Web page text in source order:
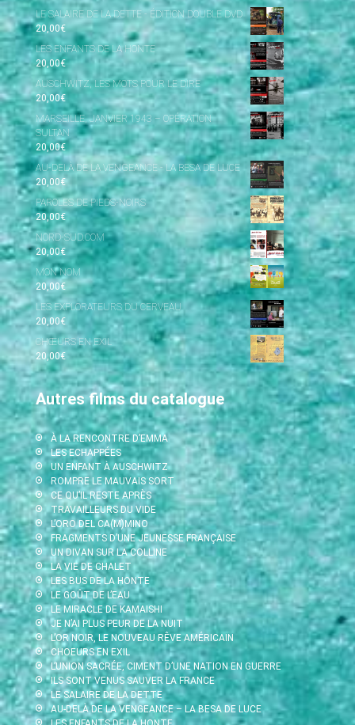
LE SALAIRE DE LA DETTE - ÉDITION DOUBLE DVD
20,00€
LES ENFANTS DE LA HONTE
20,00€
AUSCHWITZ, LES MOTS POUR LE DIRE
20,00€
MARSEILLE, JANVIER 1943 – OPÉRATION
SULTAN
20,00€
AU-DELÀ DE LA VENGEANCE - LA BESA DE LUCE
20,00€
PAROLES DE PIEDS-NOIRS
20,00€
NORD-SUD.COM
20,00€
MON NOM
20,00€
LES EXPLORATEURS DU CERVEAU
20,00€
CHŒURS EN EXIL
20,00€
Autres films du catalogue
À LA RENCONTRE D’EMMA
LES ECHAPPÉES
UN ENFANT À AUSCHWITZ
ROMPRE LE MAUVAIS SORT
CE QU’IL RESTE APRÈS
TRAVAILLEURS DU VIDE
L’ORO DEL CA(M)MINO
FRAGMENTS D’UNE JEUNESSE FRANÇAISE
UN DIVAN SUR LA COLLINE
LA VIE DE CHALET
LES BUS DE LA HONTE
LE GOÛT DE L’EAU
LE MIRACLE DE KAMAISHI
JE N’AI PLUS PEUR DE LA NUIT
L’OR NOIR, LE NOUVEAU RÊVE AMÉRICAIN
CHOEURS EN EXIL
L’UNION SACRÉE, CIMENT D’UNE NATION EN GUERRE
ILS SONT VENUS SAUVER LA FRANCE
LE SALAIRE DE LA DETTE
AU-DELÀ DE LA VENGEANCE – LA BESA DE LUCE